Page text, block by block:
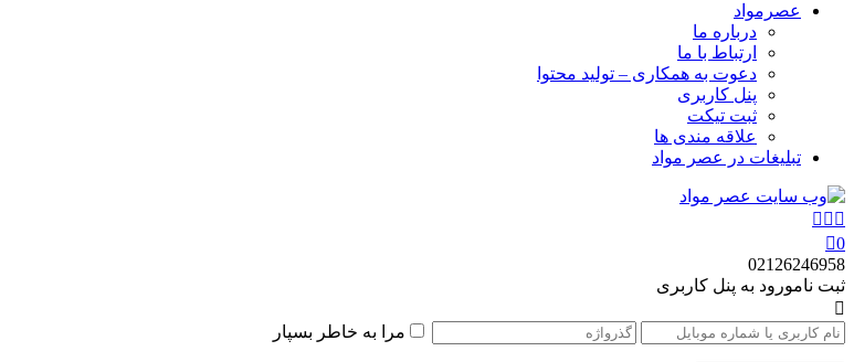
عصرمواد
درباره ما
ارتباط با ما
دعوت به همکاری – تولید محتوا
پنل کاربری
ثبت تیکت
علاقه مندی ها
تبلیغات در عصر مواد
0
02126246958
ثبت نامورود به پنل کاربری
مرا به خاطر بسپار